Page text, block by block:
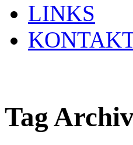
LINKS
Tag